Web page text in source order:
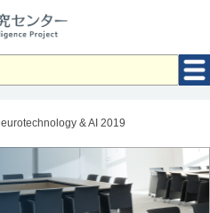
& AI 2019